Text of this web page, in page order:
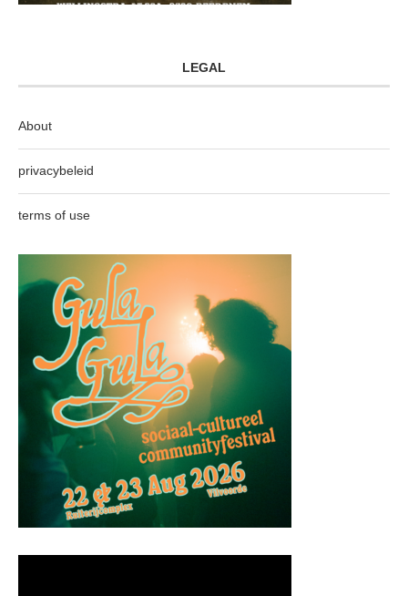
LEGAL
About
privacybeleid
terms of use